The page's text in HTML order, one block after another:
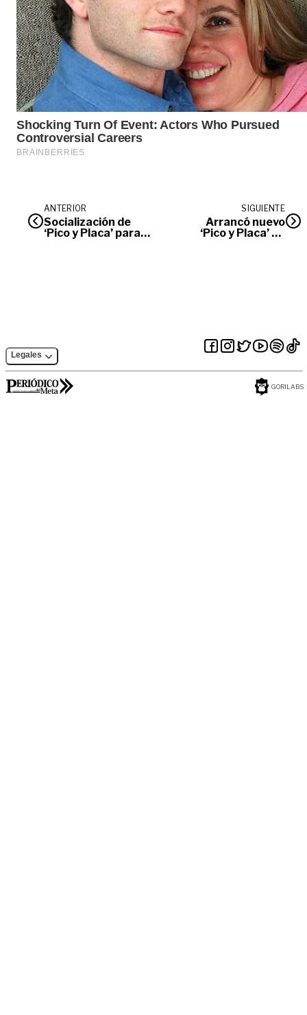
ANTERIOR
Socialización de
‘Pico y Placa’ para
SIGUIENTE
Arrancó nuevo
‘Pico y Placa’ en
Legales
GORILABS